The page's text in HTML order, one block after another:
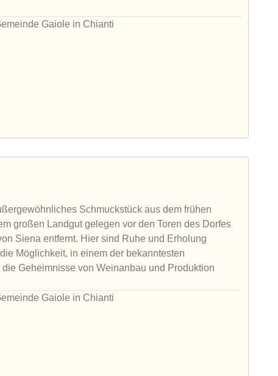
Gaiole in Chianti
Schmuckstück aus dem frühen
großen Landgut gelegen vor den Toren des Dorfes
Siena entfernt. Hier sind Ruhe und Erholung
Möglichkeit, in einem der bekanntesten
Geheimnisse von Weinanbau und Produktion
Gaiole in Chianti